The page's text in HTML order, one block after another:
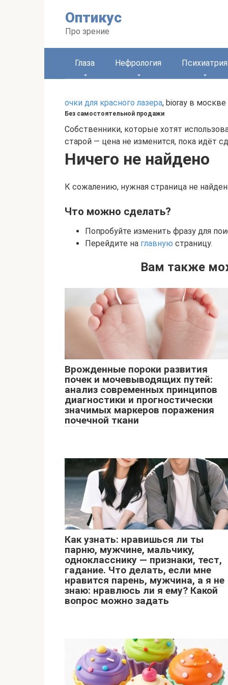
Оптикус
Про зрение
Глаза Нефрология Психиатрия
очки для красного лазера, bioray в
Без самостоятельной продажи
Собственники, которые хотят
старой — цена не изменится, пока идёт
Ничего не найдено
К сожалению, нужная страница не
Что можно сделать?
Попробуйте изменить фразу для
Перейдите на главную страницу.
Вам также
Врожденные пороки развития
почек и мочевыводящих путей:
анализ современных принципов
диагностики и прогностически
значимых маркеров поражения
почечной ткани
Как узнать: нравишься ли ты
парню, мужчине, мальчику,
однокласснику — признаки, тест,
гадание. Что делать, если мне
нравится парень, мужчина, а я не
знаю: нравлюсь ли я ему? Какой
вопрос можно задать